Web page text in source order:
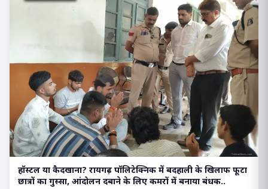
हॉस्टल या कैदखाना? रायगढ़ पॉलिटेक्निक में बदहाली के खिलाफ फूटा
छात्रों का गुस्सा, आंदोलन दबाने के लिए कमरों में बनाया बंधक..